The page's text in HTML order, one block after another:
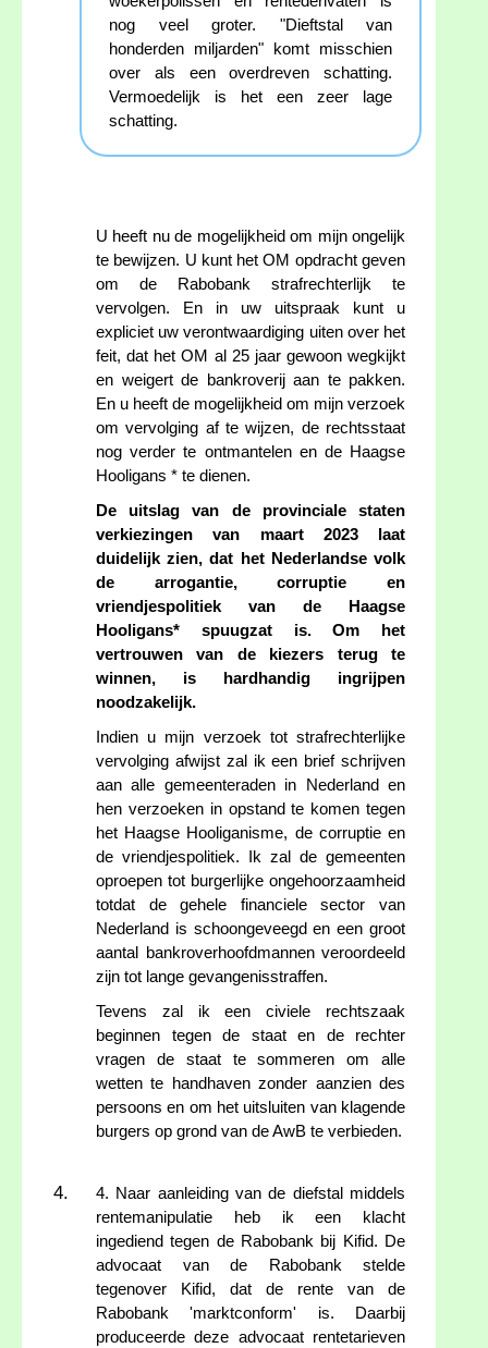
nog veel groter. "Dieftstal van
honderden miljarden" komt misschien
over als een overdreven schatting.
Vermoedelijk is het een zeer lage
schatting.
U heeft nu de mogelijkheid om mijn ongelijk
te bewijzen. U kunt het OM opdracht geven
om de Rabobank strafrechterlijk te
vervolgen. En in uw uitspraak kunt u
expliciet uw verontwaardiging uiten over het
feit, dat het OM al 25 jaar gewoon wegkijkt
en weigert de bankroverij aan te pakken.
En u heeft de mogelijkheid om mijn verzoek
om vervolging af te wijzen, de rechtsstaat
nog verder te ontmantelen en de Haagse
Hooligans * te dienen.
De uitslag van de provinciale staten
verkiezingen van maart 2023 laat
duidelijk zien, dat het Nederlandse volk
de arrogantie, corruptie en
vriendjespolitiek van de Haagse
Hooligans* spuugzat is. Om het
vertrouwen van de kiezers terug te
winnen, is hardhandig ingrijpen
noodzakelijk.
Indien u mijn verzoek tot strafrechterlijke
vervolging afwijst zal ik een brief schrijven
aan alle gemeenteraden in Nederland en
hen verzoeken in opstand te komen tegen
het Haagse Hooliganisme, de corruptie en
de vriendjespolitiek. Ik zal de gemeenten
oproepen tot burgerlijke ongehoorzaamheid
totdat de gehele financiele sector van
Nederland is schoongeveegd en een groot
aantal bankroverhoofdmannen veroordeeld
zijn tot lange gevangenisstraffen.
Tevens zal ik een civiele rechtszaak
beginnen tegen de staat en de rechter
vragen de staat te sommeren om alle
wetten te handhaven zonder aanzien des
persoons en om het uitsluiten van klagende
burgers op grond van de AwB te verbieden.
4. Naar aanleiding van de diefstal middels
rentemanipulatie heb ik een klacht
ingediend tegen de Rabobank bij Kifid. De
advocaat van de Rabobank stelde
tegenover Kifid, dat de rente van de
Rabobank 'marktconform' is. Daarbij
produceerde deze advocaat rentetarieven